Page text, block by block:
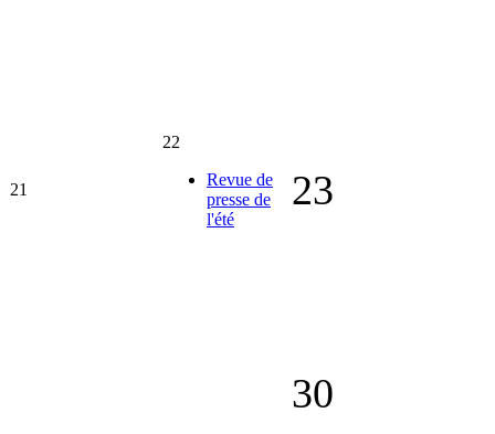
21
22
Revue de
presse de
l'été
23
30